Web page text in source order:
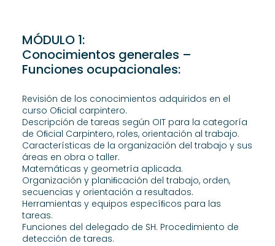
MÓDULO 1:
Conocimientos generales –
Funciones ocupacionales:
Revisión de los conocimientos adquiridos en el
curso Oﬁcial carpintero.
Descripción de tareas según OIT para la categoría
de Oﬁcial Carpintero, roles, orientación al trabajo.
Características de la organización del trabajo y sus
áreas en obra o taller.
Matemáticas y geometría aplicada.
Organización y planiﬁcación del trabajo, orden,
secuencias y orientación a resultados.
Herramientas y equipos especíﬁcos para las
tareas.
Funciones del delegado de SH. Procedimiento de
detección de tareas.